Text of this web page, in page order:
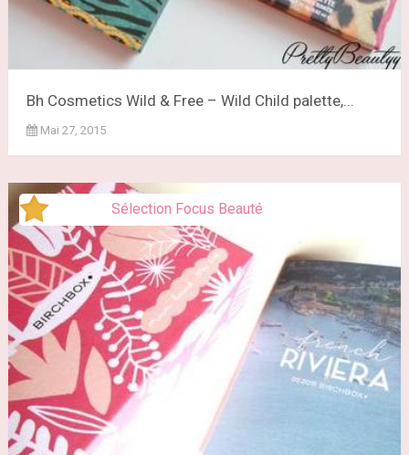
Bh Cosmetics Wild & Free – Wild Child palette,...
Mai 27, 2015
Sélection Focus Beauté